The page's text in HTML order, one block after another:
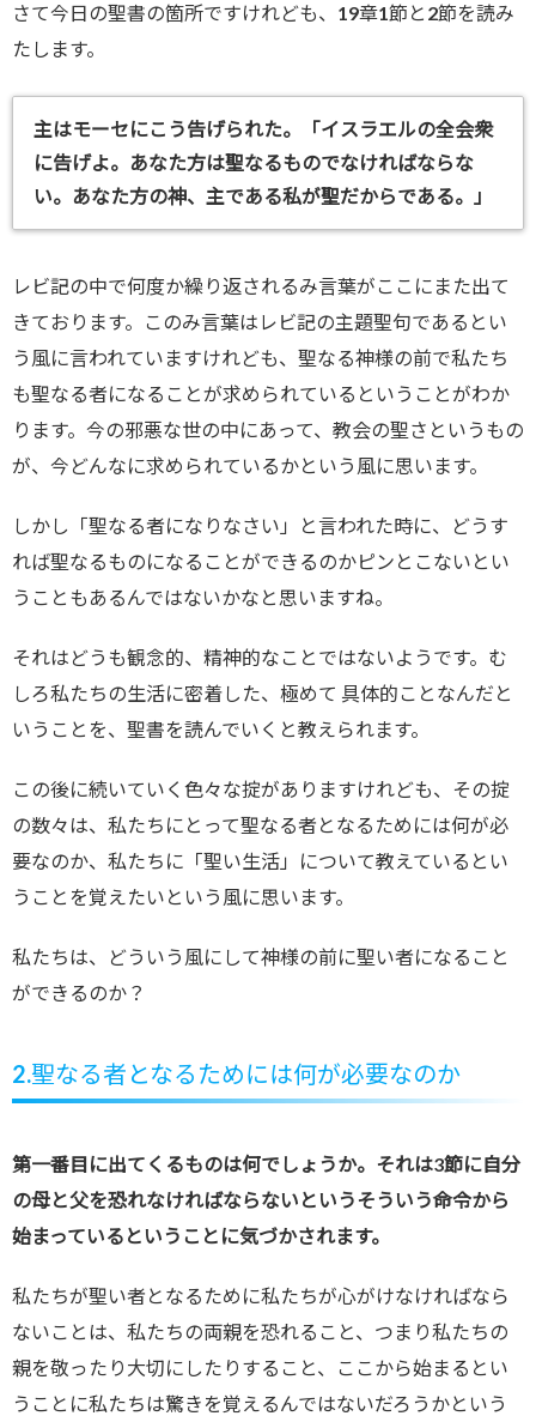
さて今日の聖書の箇所ですけれども、19章1節と2節を読み
たします。
主はモーセにこう告げられた。「イスラエルの全会衆
に告げよ。あなた方は聖なるものでなければならな
い。あなた方の神、主である私が聖だからである。」
レビ記の中で何度か繰り返されるみ言葉がここにまた出て
きております。このみ言葉はレビ記の主題聖句であるとい
う風に言われていますけれども、聖なる神様の前で私たち
も聖なる者になることが求められているということがわか
ります。今の邪悪な世の中にあって、教会の聖さというもの
が、今どんなに求められているかという風に思います。
しかし「聖なる者になりなさい」と言われた時に、どうす
れば聖なるものになることができるのかピンとこないとい
うこともあるんではないかなと思いますね。
それはどうも観念的、精神的なことではないようです。む
しろ私たちの生活に密着した、極めて 具体的ことなんだと
いうことを、聖書を読んでいくと教えられます。
この後に続いていく色々な掟がありますけれども、その掟
の数々は、私たちにとって聖なる者となるためには何が必
要なのか、私たちに「聖い生活」について教えているとい
うことを覚えたいという風に思います。
私たちは、どういう風にして神様の前に聖い者になること
ができるのか？
2.聖なる者となるためには何が必要なのか
第一番目に出てくるものは何でしょうか。それは3節に自分
の母と父を恐れなければならないというそういう命令から
始まっているということに気づかされます。
私たちが聖い者となるために私たちが心がけなければなら
ないことは、私たちの両親を恐れること、つまり私たちの
親を敬ったり大切にしたりすること、ここから始まるとい
うことに私たちは驚きを覚えるんではないだろうかという